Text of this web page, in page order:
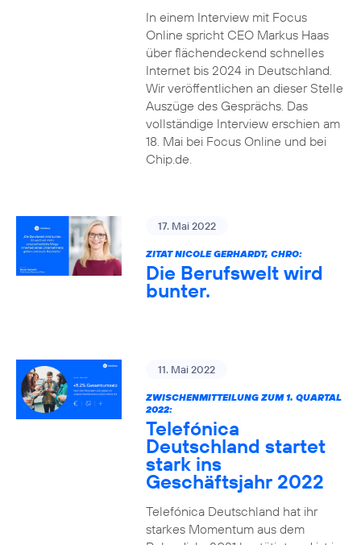
In einem Interview mit Focus
Online spricht CEO Markus Haas
über flächendeckend schnelles
Internet bis 2024 in Deutschland.
Wir veröffentlichen an dieser Stelle
Auszüge des Gesprächs. Das
vollständige Interview erschien am
18. Mai bei Focus Online und bei
Chip.de.
17. Mai 2022
ZITAT NICOLE GERHARDT, CHRO:
Die Berufswelt wird
bunter.
11. Mai 2022
ZWISCHENMITTEILUNG ZUM 1. QUARTAL
2022:
Telefónica
Deutschland startet
stark ins
Geschäftsjahr 2022
Telefónica Deutschland hat ihr
starkes Momentum aus dem